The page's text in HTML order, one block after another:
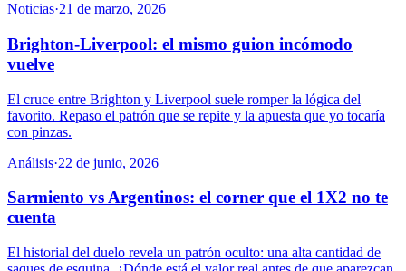
Noticias·21 de marzo, 2026
Brighton-Liverpool: el mismo guion incómodo
vuelve
El cruce entre Brighton y Liverpool suele romper la lógica del
favorito. Repaso el patrón que se repite y la apuesta que yo tocaría
con pinzas.
Análisis·22 de junio, 2026
Sarmiento vs Argentinos: el corner que el 1X2 no te
cuenta
El historial del duelo revela un patrón oculto: una alta cantidad de